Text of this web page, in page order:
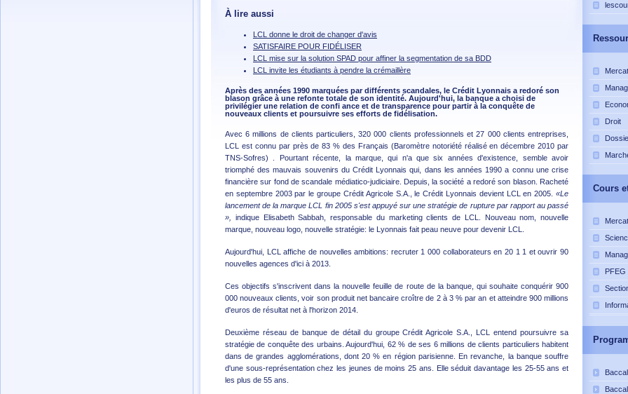
À lire aussi
LCL donne le droit de changer d'avis
SATISFAIRE POUR FIDÉLISER
LCL mise sur la solution SPAD pour affiner la segmentation de sa BDD
LCL invite les étudiants à pendre la crémaillère
Après des années 1990 marquées par différents scandales, le Crédit Lyonnais a redoré son
blason grâce à une refonte totale de son identité. Aujourd'hui, la banque a choisi de
privilégier une relation de confi ance et de transparence pour partir à la conquête de
nouveaux clients et poursuivre ses efforts de fidélisation.
Avec 6 millions de clients particuliers, 320 000 clients professionnels et 27 000 clients entreprises,
LCL est connu par près de 83 % des Français (Baromètre notoriété réalisé en décembre 2010 par
TNS-Sofres) . Pourtant récente, la marque, qui n'a que six années d'existence, semble avoir
triomphé des mauvais souvenirs du Crédit Lyonnais qui, dans les années 1990 a connu une crise
financière sur fond de scandale médiatico-judiciaire. Depuis, la société a redoré son blason. Racheté
en septembre 2003 par le groupe Crédit Agricole S.A., le Crédit Lyonnais devient LCL en 2005. «Le
lancement de la marque LCL fin 2005 s'est appuyé sur une stratégie de rupture par rapport au passé
»,
indique Elisabeth Sabbah, responsable du marketing clients de LCL. Nouveau nom, nouvelle
marque, nouveau logo, nouvelle stratégie: le Lyonnais fait peau neuve pour devenir LCL.
Aujourd'hui, LCL affiche de nouvelles ambitions: recruter 1 000 collaborateurs en 20 1 1 et ouvrir 90
nouvelles agences d'ici à 2013.
Ces objectifs s'inscrivent dans la nouvelle feuille de route de la banque, qui souhaite conquérir 900
000 nouveaux clients, voir son produit net bancaire croître de 2 à 3 % par an et atteindre 900 millions
d'euros de résultat net à l'horizon 2014.
Deuxième réseau de banque de détail du groupe Crédit Agricole S.A., LCL entend poursuivre sa
stratégie de conquête des urbains. Aujourd'hui, 62 % de ses 6 millions de clients particuliers habitent
dans de grandes agglomérations, dont 20 % en région parisienne. En revanche, la banque souffre
d'une sous-représentation chez les jeunes de moins 25 ans. Elle séduit davantage les 25-55 ans et
les plus de 55 ans.
Droit
Cours
PFEG